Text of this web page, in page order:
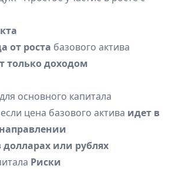
от роста базового актива
только доходом
для основного капитала
цена базового актива идет в
долларах или рублях
Риски